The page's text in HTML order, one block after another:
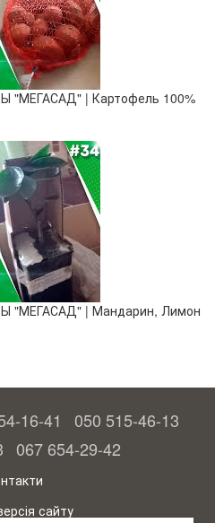
| Картофель 100%
| Мандарин, Лимон
16-41
050 515-46-13
067 654-29-42
сайту